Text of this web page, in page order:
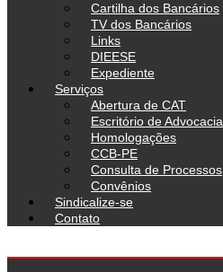
Cartilha dos Bancários
TV dos Bancários
Links
DIEESE
Expediente
Serviços
Abertura de CAT
Escritório de Advocacia
Homologações
CCB-PE
Consulta de Processos
Convênios
Sindicalize-se
Contato